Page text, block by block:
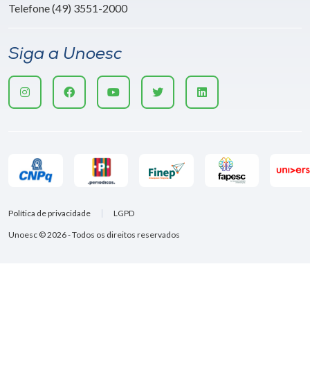
Telefone (49) 3551-2000
Siga a Unoesc
Unoesc © 2026 - Todos os direitos reservados
Política de privacidade LGPD